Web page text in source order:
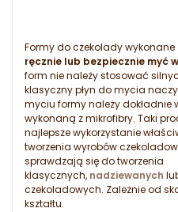
Formy do czekolady
ręcznie lub bezpiecznie myć
form nie należy stosować
klasyczny płyn do mycia
myciu formy należy dokładnie
wykonaną z mikrofibry. Taki
najlepsze wykorzystanie
tworzenia wyrobów
sprawdzają się do tworzenia
klasycznych, nadziewanych
czekoladowych. Zależnie od
kształtu.